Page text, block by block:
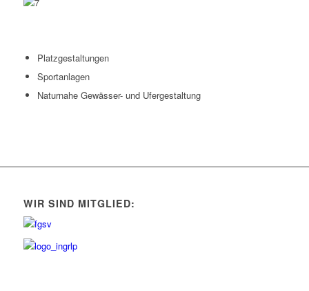
Platzgestaltungen
Sportanlagen
Naturnahe Gewässer- und Ufergestaltung
WIR SIND MITGLIED: